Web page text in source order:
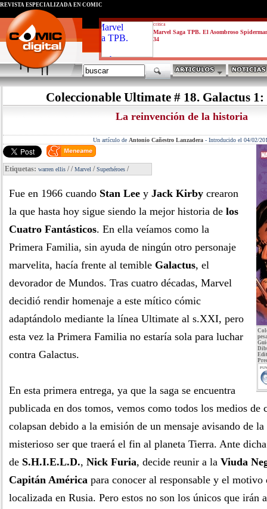
critica
Marvel Saga TPB. El Asombroso
34
REVISTA ESPECIALIZADA EN CÓMIC
Coleccionable Ultimate # 18. Galactus
La reinvención de la historia
Un artículo de Antonio Cañestro Lanzadera- Introducido el 04/02/
Etiquetas: warren ellis //Marvel /Superhéroes /
Fue en 1966 cuando Stan Lee y Jack Kirby crearon
la que hasta hoy sigue siendo la mejor historia de los
Cuatro Fantásticos. En ella veíamos como la
Primera Familia, sin ayuda de ningún otro personaje
marvelita, hacía frente al temible Galactus, el
devorador de Mundos. Tras cuatro décadas, Marvel
decidió rendir homenaje a este mítico cómic
adaptándolo mediante la línea Ultimate al s.XXI, pero
esta vez la Primera Familia no estaría sola para luchar
contra Galactus.
En esta primera entrega, ya que la saga se encuentra
publicada en dos tomos, vemos como todos los medios de
colapsan debido a la emisión de un mensaje avisando de
misterioso ser que traerá el fin al planeta Tierra. Ante
de S.H.I.E.L.D., Nick Furia, decide reunir a la Viuda
Capitán América para conocer al responsable y el
localizada en Rusia. Pero estos no son los únicos que irán